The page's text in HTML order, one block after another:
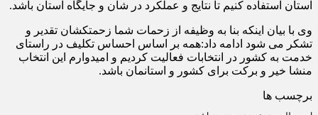
استان استفاده کنیم تا نتایج و عملکرد در شان و جایگاه استان باشد.
وی با بیان اینکه بنا به وظیفه از زحمات شما زحمتکشان تقدیر و
تشکر می شود ادامه داد:همه بر اساس احساس تکلیف در راستای
خدمت به کشور در انتخابات فعالیت کردیم و امیدوارم این انتخاب
منشا خیر و برکت برای کشور و استانمان باشد.
برچسب ها